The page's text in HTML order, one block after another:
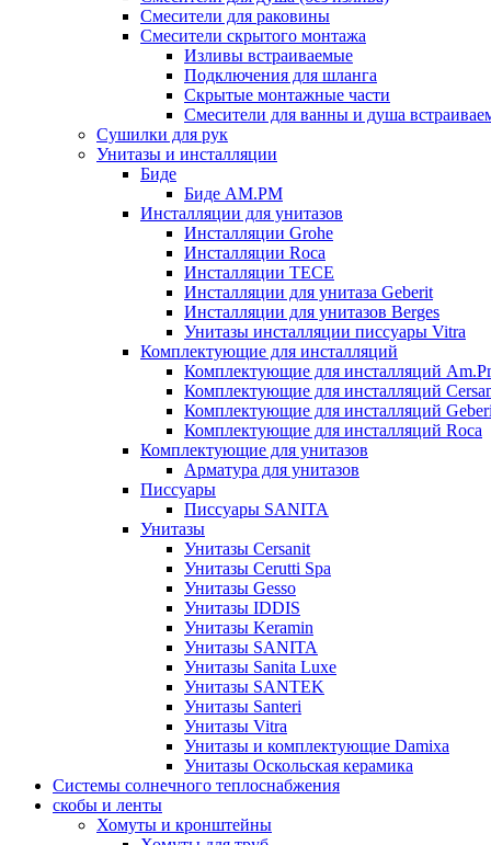
Смесители для раковины
Смесители скрытого монтажа
Изливы встраиваемые
Подключения для шланга
Скрытые монтажные части
Смесители для ванны и душа
Сушилки для рук
Унитазы и инсталляции
Биде
Биде AM.PM
Инсталляции для унитазов
Инсталляции Grohe
Инсталляции Roca
Инсталляции TECE
Инсталляции для унитаза Geberit
Инсталляции для унитазов Berges
Унитазы инсталляции писсуары Vitra
Комплектующие для инсталляций
Комплектующие для инсталляций
Комплектующие для инсталляций
Комплектующие для инсталляций
Комплектующие для инсталляций Roca
Комплектующие для унитазов
Арматура для унитазов
Писсуары
Писсуары SANITA
Унитазы
Унитазы Cersanit
Унитазы Cerutti Spa
Унитазы Gesso
Унитазы IDDIS
Унитазы Keramin
Унитазы SANITA
Унитазы Sanita Luxe
Унитазы SANTEK
Унитазы Santeri
Унитазы Vitra
Унитазы и комплектующие Damixa
Унитазы Оскольская керамика
Системы солнечного теплоснабжения
скобы и ленты
Хомуты и кронштейны